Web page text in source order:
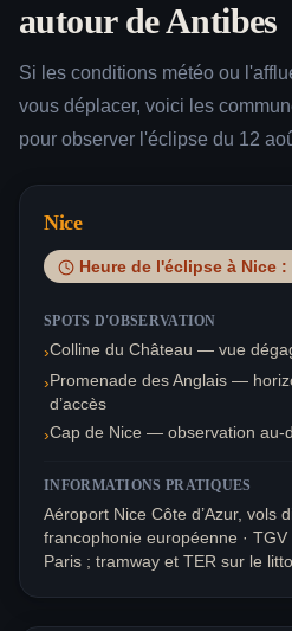
autour deAntibes
Si les conditions météo ou
vous déplacer, voici les
pour observer l'éclipse du 12
Nice
Heure de l'éclipse à Nice :
SPOTS D'OBSERVATION
›Colline du Château — vue
›Promenade des Anglais —
d’accès
›Cap de Nice — observation au-
INFORMATIONS PRATIQUES
Aéroport Nice Côte d’Azur, vols
francophonie européenne ·
Paris ; tramway et TER sur le